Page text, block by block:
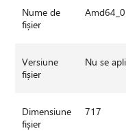
Nume de
fișier
Versiune
fișier
Nu se
Dimensiune
fișier
717